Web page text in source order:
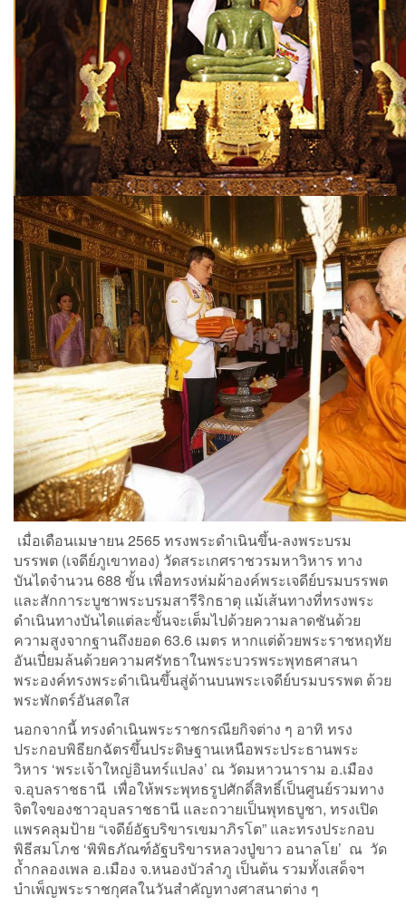
เมื่อเดือนเมษายน 2565 ทรงพระดำเนินขึ้น-ลงพระบรม
บรรพต (เจดีย์ภูเขาทอง) วัดสระเกศราชวรมหาวิหาร ทาง
บันไดจำนวน 688 ขั้น เพื่อทรงห่มผ้าองค์พระเจดีย์บรมบรรพต
และสักการะบูชาพระบรมสารีริกธาตุ แม้เส้นทางที่ทรงพระ
ดำเนินทางบันไดแต่ละขั้นจะเต็มไปด้วยความลาดชันด้วย
ความสูงจากฐานถึงยอด 63.6 เมตร หากแต่ด้วยพระราชหฤทัย
อันเปี่ยมล้นด้วยความศรัทธาในพระบวรพระพุทธศาสนา
พระองค์ทรงพระดำเนินขึ้นสู่ด้านบนพระเจดีย์บรมบรรพต ด้วย
พระพักตร์อันสดใส
นอกจากนี้ ทรงดำเนินพระราชกรณียกิจต่าง ๆ อาทิ ทรง
ประกอบพิธียกฉัตรขึ้นประดิษฐานเหนือพระประธานพระ
วิหาร ‘พระเจ้าใหญ่อินทร์แปลง’ ณ วัดมหาวนาราม อ.เมือง
จ.อุบลราชธานี เพื่อให้พระพุทธรูปศักดิ์สิทธิ์เป็นศูนย์รวมทาง
จิตใจของชาวอุบลราชธานี และถวายเป็นพุทธบูชา, ทรงเปิด
แพรคลุมป้าย “เจดีย์อัฐบริขารเขมาภิรโต” และทรงประกอบ
พิธีสมโภช ‘พิพิธภัณฑ์อัฐบริขารหลวงปู่ขาว อนาลโย’ ณ วัด
ถ้ำกลองเพล อ.เมือง จ.หนองบัวลำภู เป็นต้น รวมทั้งเสด็จฯ
บำเพ็ญพระราชกุศลในวันสำคัญทางศาสนาต่าง ๆ